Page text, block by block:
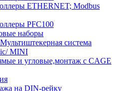
ETHERNET; Modbus
PFC100
наборы
система
MINI
и угловые,монтаж с CAGE
на DIN-рейку